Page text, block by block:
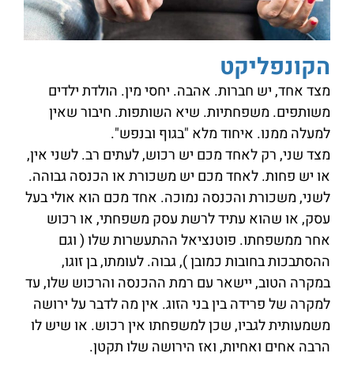
הקונפליקט
מצד אחד, יש חברות. אהבה. יחסי מין. הולדת ילדים
משותפים. משפחתיות. שיא השותפות. חיבור שאין
למעלה ממנו. איחוד מלא "בגוף ובנפש".
מצד שני, רק לאחד מכם יש רכוש, לעתים רב. לשני אין,
או יש פחות. לאחד מכם יש משכורת או הכנסה גבוהה.
לשני, משכורת והכנסה נמוכה. אחד מכם הוא אולי בעל
עסק, או שהוא עתיד לרשת עסק משפחתי, או רכוש
אחר ממשפחתו. פוטנציאל ההתעשרות שלו ( וגם
ההסתבכות בחובות כמובן ), גבוה. לעומתו, בן זוגו,
במקרה הטוב, יישאר עם רמת ההכנסה והרכוש שלו, עד
למקרה של פרידה בין בני הזוג. אין מה לדבר על ירושה
משמעותית לגביו, שכן למשפחתו אין רכוש. או שיש לו
הרבה אחים ואחיות, ואז הירושה שלו תקטן.